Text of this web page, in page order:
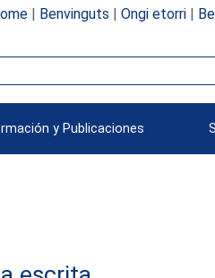
| Benvinguts | Ongi etorri|
y Publicaciones